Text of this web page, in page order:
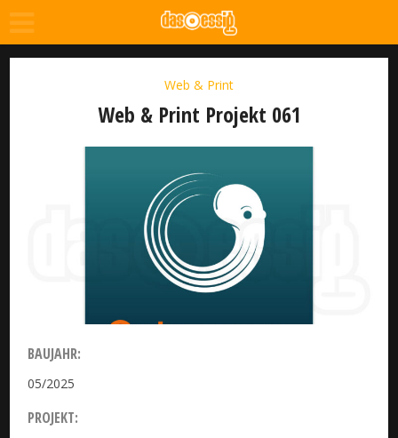
Web & Print
Web & Print Projekt 061
BAUJAHR:
05/2025
PROJEKT: